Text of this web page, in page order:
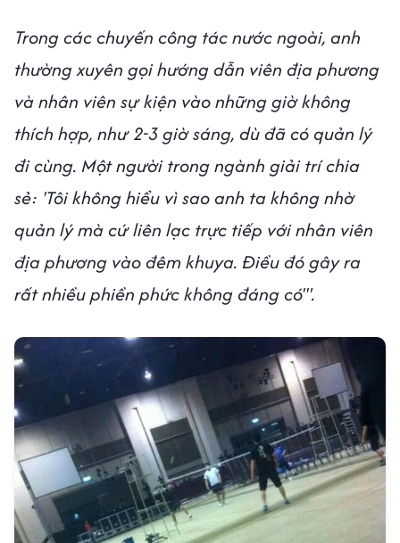
Trong các chuyến công tác nước ngoài, anh
thường xuyên gọi hướng dẫn viên địa phương
và nhân viên sự kiện vào những giờ không
thích hợp, như 2-3 giờ sáng, dù đã có quản lý
đi cùng. Một người trong ngành giải trí chia
sẻ: 'Tôi không hiểu vì sao anh ta không nhờ
quản lý mà cứ liên lạc trực tiếp với nhân viên
địa phương vào đêm khuya. Điều đó gây ra
rất nhiều phiền phức không đáng có'".